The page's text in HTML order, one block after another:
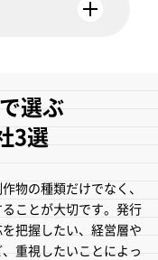
選ぶ
3選
物の種類だけでなく、
ことが大切です。発行
把握したい、経営層や
重視したいことによっ